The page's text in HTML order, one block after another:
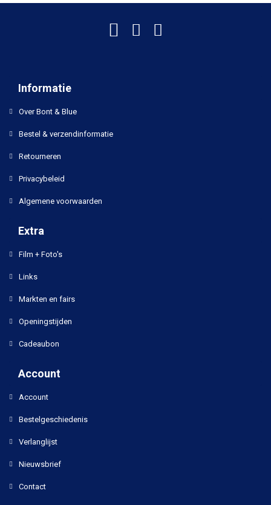
Informatie
Over Bont & Blue
Bestel & verzendinformatie
Retourneren
Privacybeleid
Algemene voorwaarden
Extra
Film + Foto's
Links
Markten en fairs
Openingstijden
Cadeaubon
Account
Account
Bestelgeschiedenis
Verlanglijst
Nieuwsbrief
Contact